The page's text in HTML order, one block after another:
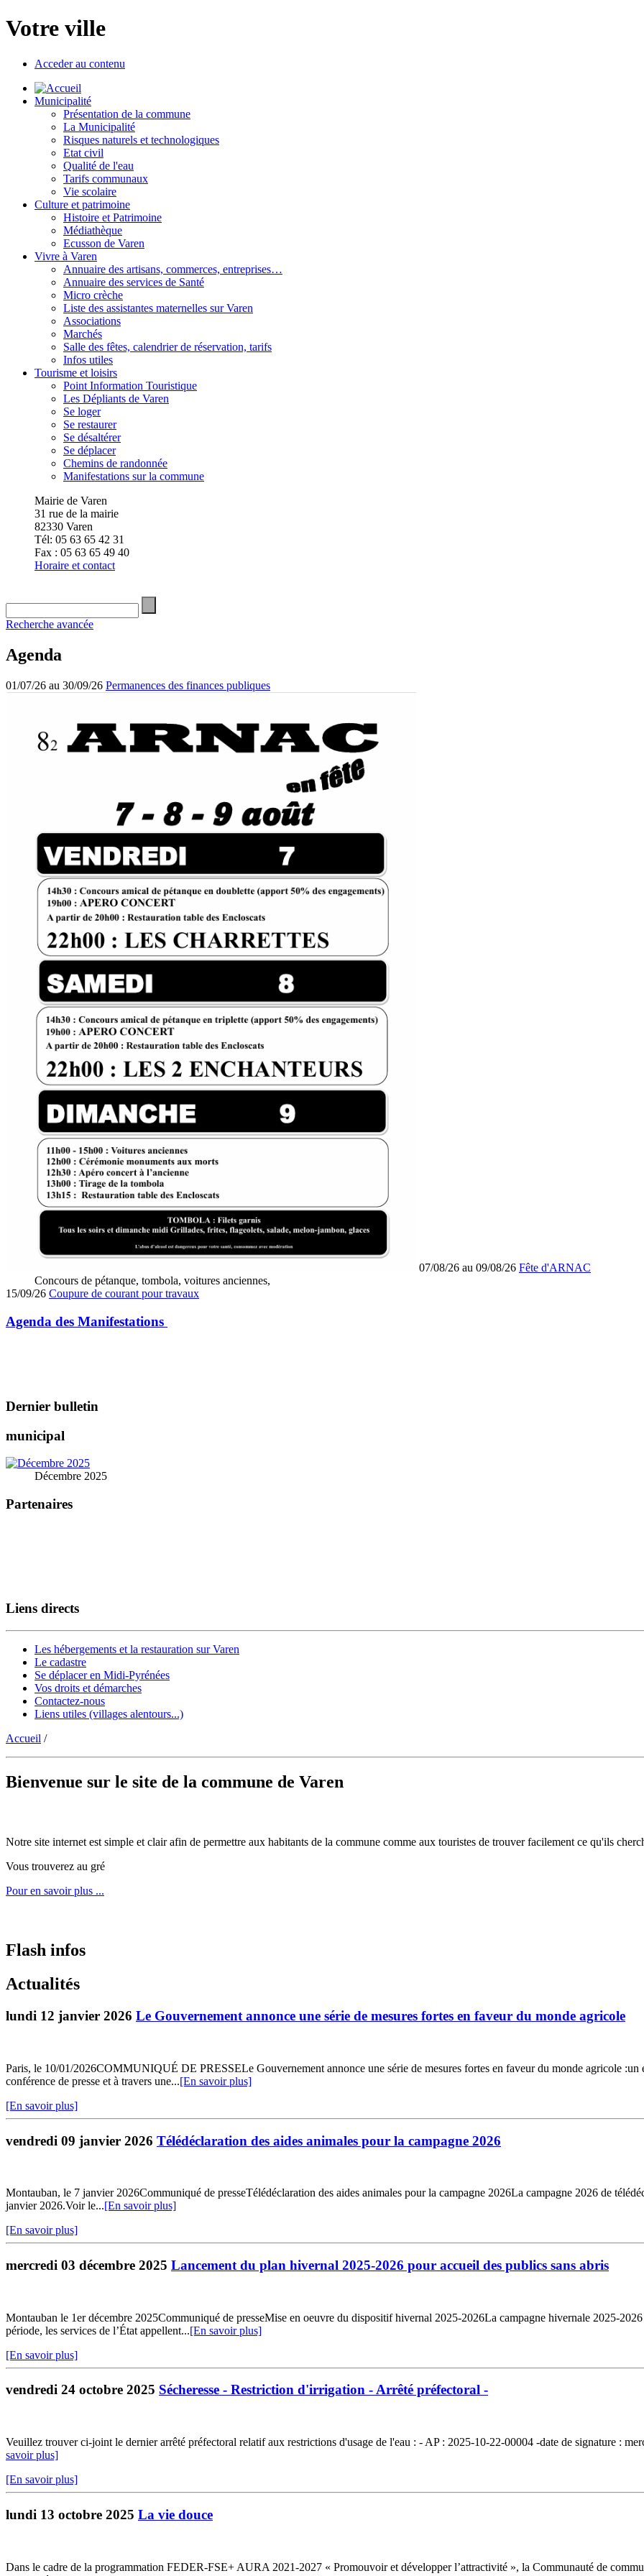
Votre ville
Acceder au contenu
Municipalité
Présentation de la commune
La Municipalité
Risques naturels et technologiques
Etat civil
Qualité de l'eau
Tarifs communaux
Vie scolaire
Culture et patrimoine
Histoire et Patrimoine
Médiathèque
Ecusson de Varen
Vivre à Varen
Annuaire des artisans, commerces, entreprises…
Annuaire des services de Santé
Micro crèche
Liste des assistantes maternelles sur Varen
Associations
Marchés
Salle des fêtes, calendrier de réservation, tarifs
Infos utiles
Tourisme et loisirs
Point Information Touristique
Les Dépliants de Varen
Se loger
Se restaurer
Se désaltérer
Se déplacer
Chemins de randonnée
Manifestations sur la commune
Mairie de Varen
31 rue de la mairie
82330 Varen
Tél: 05 63 65 42 31
Fax : 05 63 65 49 40
Horaire et contact
Recherche avancée
Agenda
01/07/26 au 30/09/26 Permanences des finances publiques
07/08/26 au 09/08/26 Fête d'ARNAC
Concours de pétanque, tombola, voitures anciennes,
15/09/26 Coupure de courant pour travaux
Agenda des Manifestations
Dernier bulletin
municipal
Décembre 2025
Partenaires
Liens directs
Les hébergements et la restauration sur Varen
Le cadastre
Se déplacer en Midi-Pyrénées
Vos droits et démarches
Contactez-nous
Liens utiles (villages alentours...)
Accueil /
Bienvenue sur le site de la commune de Varen
Notre site internet est simple et clair afin de permettre aux habitants de la commune comme aux touristes de trouver facilement ce qu'ils
Vous trouverez au gré
Pour en savoir plus ...
Flash infos
Actualités
lundi 12 janvier 2026 Le Gouvernement annonce une série de mesures fortes en faveur du monde agricole
Paris, le 10/01/2026COMMUNIQUÉ DE PRESSELe Gouvernement annonce une série de mesures fortes en faveur du monde agricole :un
conférence de presse et à travers une...[En savoir plus]
[En savoir plus]
vendredi 09 janvier 2026 Télédéclaration des aides animales pour la campagne 2026
Montauban, le 7 janvier 2026Communiqué de presseTélédéclaration des aides animales pour la campagne 2026La campagne 2026 de
janvier 2026.Voir le...[En savoir plus]
[En savoir plus]
mercredi 03 décembre 2025 Lancement du plan hivernal 2025-2026 pour accueil des publics sans abris
Montauban le 1er décembre 2025Communiqué de presseMise en oeuvre du dispositif hivernal 2025-2026La campagne hivernale 2025-
période, les services de l’État appellent...[En savoir plus]
[En savoir plus]
vendredi 24 octobre 2025 Sécheresse - Restriction d'irrigation - Arrêté préfectoral -
Veuillez trouver ci-joint le dernier arrêté préfectoral relatif aux restrictions d'usage de l'eau : - AP : 2025-10-22-00004 -date de signature :
savoir plus]
[En savoir plus]
lundi 13 octobre 2025 La vie douce
Dans le cadre de la programmation FEDER-FSE+ AURA 2021-2027 « Promouvoir et développer l’attractivité », la Communauté de